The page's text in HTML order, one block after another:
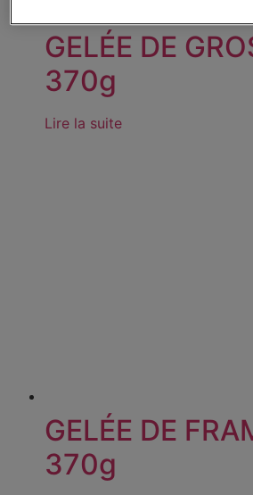
GELÉE DE
370g
Lire la suite
GELÉE DE
370g